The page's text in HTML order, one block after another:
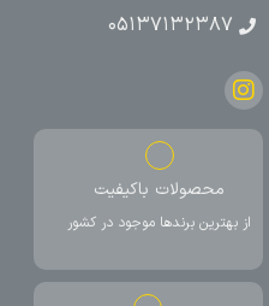
۰۵۱۳۷۱۳۲۳۸۷
محصولات باکیفیت
از بهترین برندها موجود در کشور